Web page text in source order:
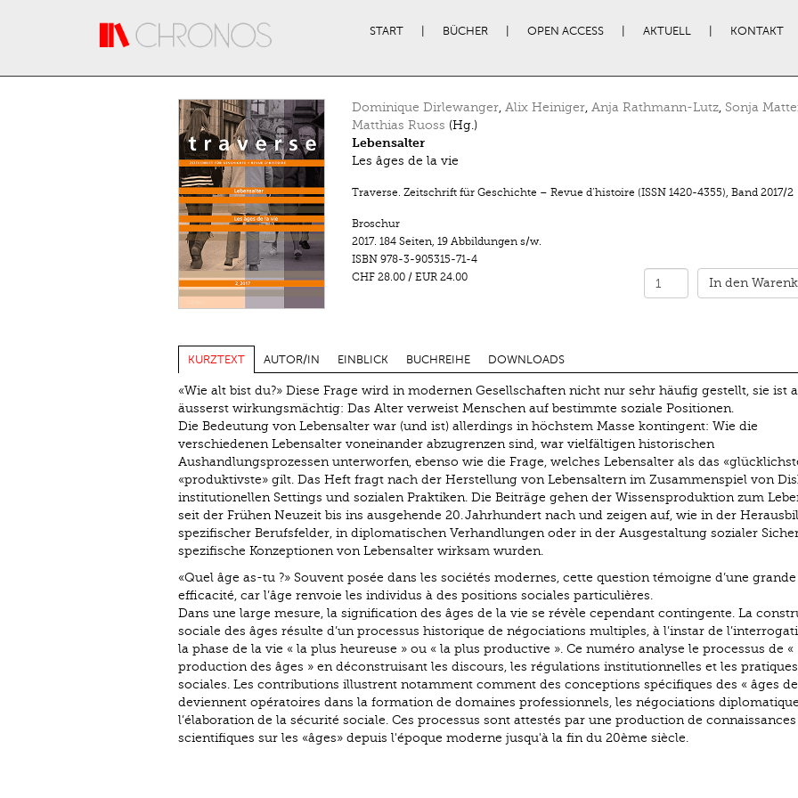
START BÜCHER OPEN ACCESS AKTUELL KONTAKT
Dominique Dirlewanger, Alix Heiniger, Anja Rathmann-Lutz, Sonja
Matthias Ruoss (Hg.)
Lebensalter
Les âges de la vie
Traverse. Zeitschrift für Geschichte – Revue d’histoire (ISSN 1420-4355), Band 2017/2
Broschur
2017. 184 Seiten, 19 Abbildungen s/w.
ISBN 978-3-905315-71-4
CHF 28.00/ EUR 24.00 In den
KURZTEXT AUTOR/IN EINBLICK BUCHREIHE DOWNLOADS
«Wie alt bist du?» Diese Frage wird in modernen Gesellschaften nicht nur sehr häufig gestellt, sie ist
äusserst wirkungsmächtig: Das Alter verweist Menschen auf bestimmte soziale Positionen.
Die Bedeutung von Lebensalter war (und ist) allerdings in höchstem Masse kontingent: Wie die
verschiedenen Lebensalter voneinander abzugrenzen sind, war vielfältigen historischen
Aushandlungsprozessen unterworfen, ebenso wie die Frage, welches Lebensalter als das
«produktivste» gilt. Das Heft fragt nach der Herstellung von Lebensaltern im Zusammenspiel von
institutionellen Settings und sozialen Praktiken. Die Beiträge gehen der Wissensproduktion zum
seit der Frühen Neuzeit bis ins ausgehende 20. Jahrhundert nach und zeigen auf, wie in der
spezifischer Berufsfelder, in diplomatischen Verhandlungen oder in der Ausgestaltung sozialer
spezifische Konzeptionen von Lebensalter wirksam wurden.
«Quel âge as-tu ?» Souvent posée dans les sociétés modernes, cette question témoigne d’une grande
efficacité, car l’âge renvoie les individus à des positions sociales particulières.
Dans une large mesure, la signification des âges de la vie se révèle cependant contingente. La
sociale des âges résulte d’un processus historique de négociations multiples, à l’instar de
la phase de la vie « la plus heureuse » ou « la plus productive ». Ce numéro analyse le processus de «
production des âges » en déconstruisant les discours, les régulations institutionnelles et les pratiques
sociales. Les contributions illustrent notamment comment des conceptions spécifiques des « âges
deviennent opératoires dans la formation de domaines professionnels, les négociations
l’élaboration de la sécurité sociale. Ces processus sont attestés par une production de connaissances
scientifiques sur les «âges» depuis l'époque moderne jusqu'à la fin du 20ème siècle.